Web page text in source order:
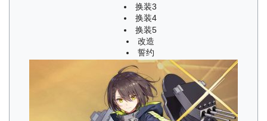
换装3
换装4
换装5
改造
誓约